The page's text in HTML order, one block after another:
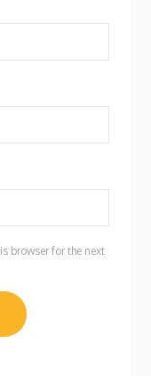
browser for the next